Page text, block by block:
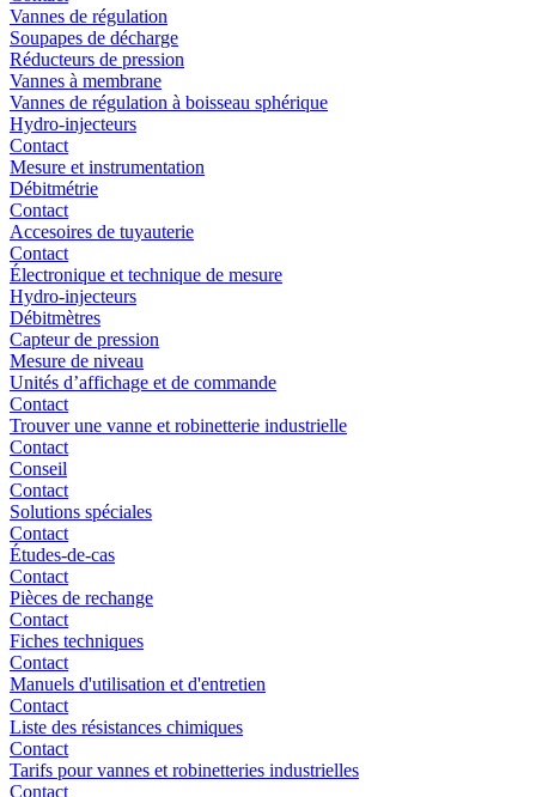
Vannes de régulation
Soupapes de décharge
Réducteurs de pression
Vannes à membrane
Vannes de régulation à boisseau sphérique
Hydro-injecteurs
Contact
Mesure et instrumentation
Débitmétrie
Contact
Accesoires de tuyauterie
Contact
Électronique et technique de mesure
Hydro-injecteurs
Débitmètres
Capteur de pression
Mesure de niveau
Unités d’affichage et de commande
Contact
Trouver une vanne et robinetterie industrielle
Contact
Conseil
Contact
Solutions spéciales
Contact
Études-de-cas
Contact
Pièces de rechange
Contact
Fiches techniques
Contact
Manuels d'utilisation et d'entretien
Contact
Liste des résistances chimiques
Contact
Tarifs pour vannes et robinetteries industrielles
Contact